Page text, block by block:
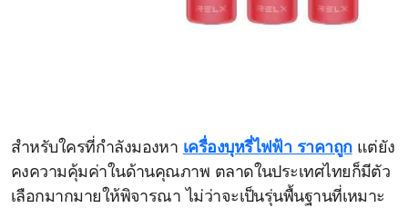
สำหรับใครที่กำลังมองหา เครื่องบุหรี่ไฟฟ้า ราคาถูกแต่ยัง
คงความคุ้มค่าในด้านคุณภาพ ตลาดในประเทศไทยก็มีตัว
เลือกมากมายให้พิจารณา ไม่ว่าจะเป็นรุ่นพื้นฐานที่เหมาะ